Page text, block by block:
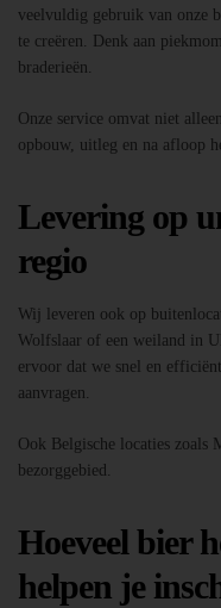
veelvuldig gebruik van onze
te creëren. Denk aan
braderieën.
Onze service omvat niet
opbouw, uitleg en na afloop
Levering op
regio
Wij leveren ook op
Wolfslaar of een weiland in
ervoor dat we snel en
aanvragen.
Ook Belgische locaties zoals
bezorggebied.
Hoeveel bier
helpen je